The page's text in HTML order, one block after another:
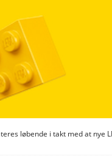
løbende i takt med at nye